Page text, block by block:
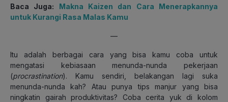
Baca Juga: Makna Kaizen dan Cara Menerapkannya
untuk Kurangi Rasa Malas Kamu
—
Itu adalah berbagai cara yang bisa kamu coba untuk
mengatasi kebiasaan menunda-nunda pekerjaan
(procrastination). Kamu sendiri, belakangan lagi suka
menunda-nunda kah? Atau punya tips manjur yang bisa
ningkatin gairah produktivitas? Coba cerita yuk di kolom